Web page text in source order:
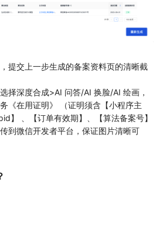
，提交上一步生成的备案资料页的清晰截
择深度合成>AI 问答/AI 换脸/AI 绘画，
《在用证明》 （证明须含【小程序主
】 、【订单有效期】、【算法备案号】
到微信开发者平台，保证图片清晰可